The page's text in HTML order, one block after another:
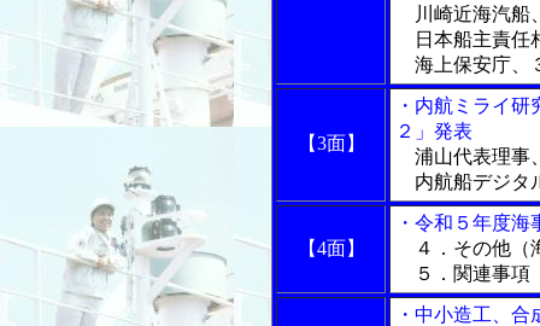
川崎近海汽船
日本船主責任
海上保安庁、
【3面】
・内航ミライ
２」発表
浦山代表理事
内航船デジタ
【4面】
・令和５年度
４．その他（
５．関連事項
・中小造工、